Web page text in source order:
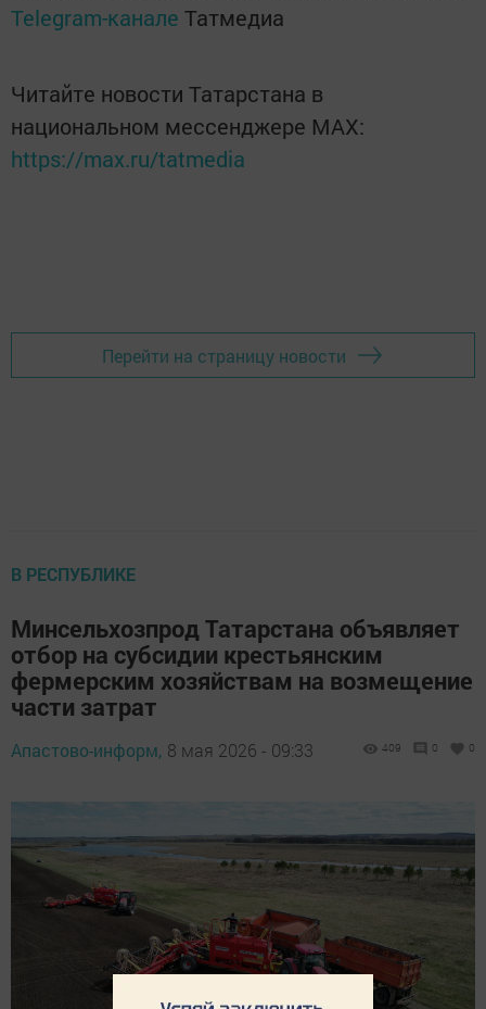
Telegram-канале Татмедиа
Читайте новости Татарстана в
национальном мессенджере MАХ:
https://max.ru/tatmedia
Перейти на страницу новости
В РЕСПУБЛИКЕ
Минсельхозпрод Татарстана объявляет
отбор на субсидии крестьянским
фермерским хозяйствам на возмещение
части затрат
Апастово-информ, 8 мая 2026 - 09:33 409 0 0